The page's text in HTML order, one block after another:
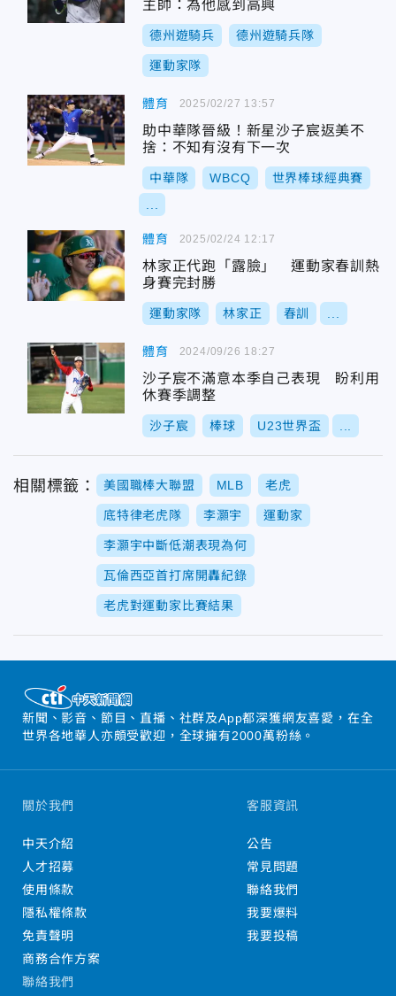
主帥：為他感到高興
德州遊騎兵 德州遊騎兵隊
運動家隊
體育
助中華隊晉級！新星沙子宸返美不
捨：不知有沒有下一次
中華隊 WBCQ 世界棒球經典賽
2025/02/27 13:57
體育
林家正代跑「露臉」 運動家春訓熱
身賽完封勝
運動家隊 林家正 春訓
2025/02/24 12:17
體育
沙子宸不滿意本季自己表現 盼利用
休賽季調整
沙子宸 棒球 U23世界盃
2024/09/26 18:27
相關標籤： 美國職棒大聯盟 MLB 老虎
底特律老虎隊 李灝宇 運動家
李灝宇中斷低潮表現為何
瓦倫西亞首打席開轟紀錄
老虎對運動家比賽結果
新聞、影音、節目、直播、社群及App都深獲網友喜愛，在全
世界各地華人亦頗受歡迎，全球擁有2000萬粉絲。
關於我們
中天介紹
人才招募
使用條款
隱私權條款
免責聲明
商務合作方案
客服資訊
公告
常見問題
聯絡我們
我要爆料
我要投稿
聯絡我們